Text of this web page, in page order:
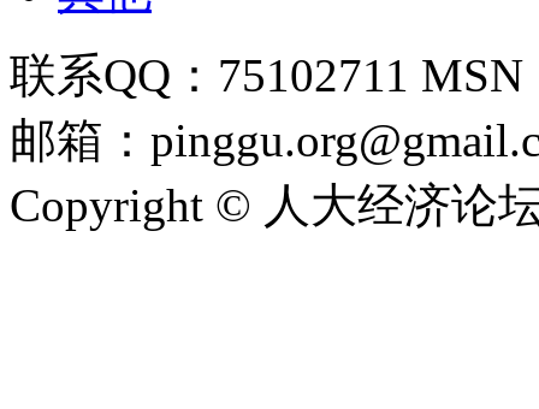
联系QQ：75102711
邮箱：
Copyright © 人大经济论